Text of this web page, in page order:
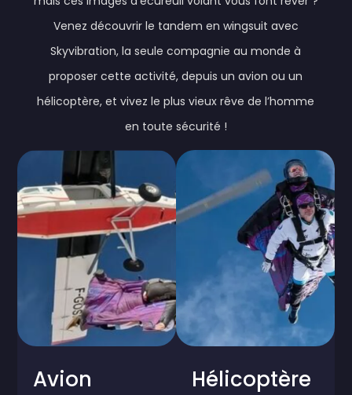
Venez découvrir le tandem en wingsuit avec
Skyvibration, la seule compagnie au monde à
proposer cette activité, depuis un avion ou un
hélicoptère, et vivez le plus vieux rêve de l’homme
en toute sécurité !
Avion Hélicoptère